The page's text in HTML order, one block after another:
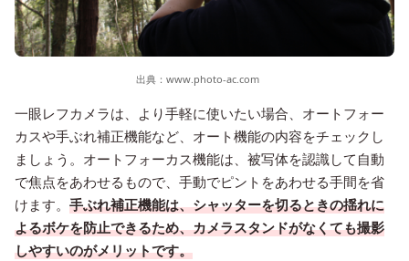
出典： www.photo-ac.com
一眼レフカメラは、より手軽に使いたい場合、オートフォー
カスや手ぶれ補正機能など、オート機能の内容をチェックし
ましょう。オートフォーカス機能は、被写体を認識して自動
で焦点をあわせるもので、手動でピントをあわせる手間を省
けます。 手ぶれ補正機能は、シャッターを切るときの揺れに
よるボケを防止できるため、カメラスタンドがなくても撮影
しやすいのがメリットです。